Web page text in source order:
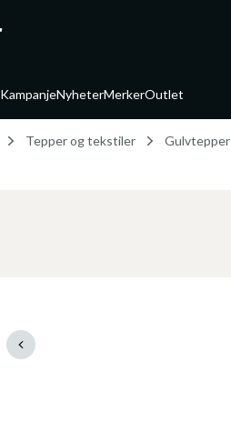
KampanjeNyheterMerkerOutlet
Tepper og tekstiler Gulvtepper